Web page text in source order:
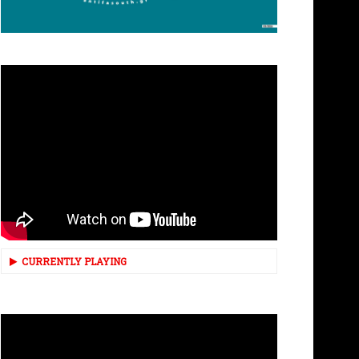
CURRENTLY PLAYING